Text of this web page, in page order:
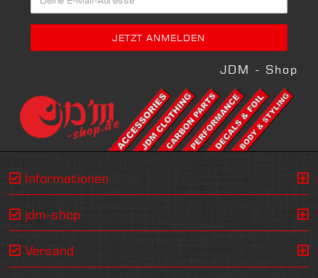
JDM - Shop
Informationen
jdm-shop
Versand